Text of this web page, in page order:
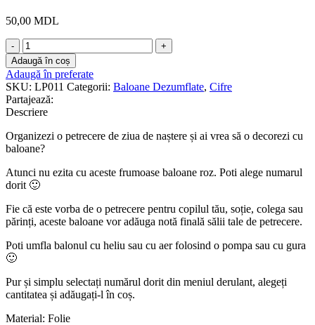
50,00 MDL
Cantitate
Slim
Number
1
Light
Pink
102cm
Adaugă în coș
Adaugă în preferate
SKU: LP011 Categorii: Baloane Dezumflate, Cifre
Partajează:
Descriere
Organizezi o petrecere de ziua de naștere și ai vrea să o decorezi cu
baloane?
Atunci nu ezita cu aceste frumoase baloane roz. Poti alege numarul
dorit 🙂
Fie că este vorba de o petrecere pentru copilul tău, soție, colega sau
părinți, aceste baloane vor adăuga notă finală sălii tale de petrecere.
Poti umfla balonul cu heliu sau cu aer folosind o pompa sau cu gura
🙂
Pur și simplu selectați numărul dorit din meniul derulant, alegeți
cantitatea și adăugați-l în coș.
Material: Folie